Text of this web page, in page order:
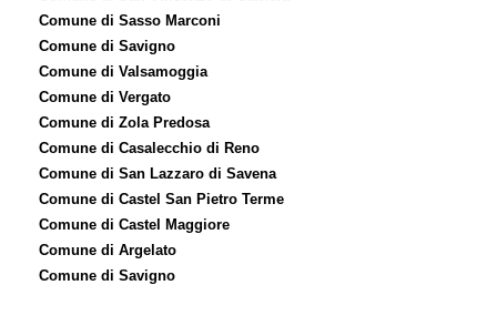
Comune di Sasso Marconi
Comune di Savigno
Comune di Valsamoggia
Comune di Vergato
Comune di Zola Predosa
Comune di Casalecchio di Reno
Comune di San Lazzaro di Savena
Comune di Castel San Pietro Terme
Comune di Castel Maggiore
Comune di Argelato
Comune di Savigno